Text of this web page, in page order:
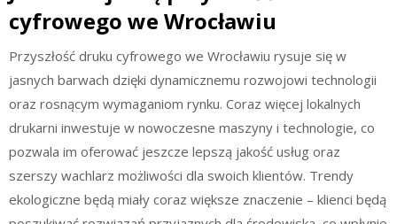
cyfrowego we Wrocławiu
Przyszłość druku cyfrowego we Wrocławiu rysuje się w
jasnych barwach dzięki dynamicznemu rozwojowi technologii
oraz rosnącym wymaganiom rynku. Coraz więcej lokalnych
drukarni inwestuje w nowoczesne maszyny i technologie, co
pozwala im oferować jeszcze lepszą jakość usług oraz
szerszy wachlarz możliwości dla swoich klientów. Trendy
ekologiczne będą miały coraz większe znaczenie – klienci będą